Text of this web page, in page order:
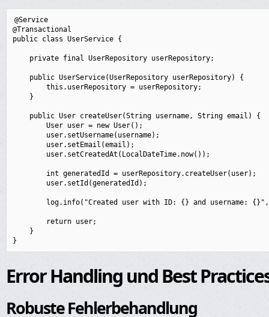
@Service
@Transactional
public class UserService {
    private final UserRepository userRepository;
    public UserService(UserRepository userRepository) {
        this.userRepository = userRepository;
    }
    public User createUser(String username, String email) {
        User user = new User();
        user.setUsername(username);
        user.setEmail(email);
        user.setCreatedAt(LocalDateTime.now());
        int generatedId = userRepository.createUser(user);
        user.setId(generatedId);
log.info("Created user with ID: {} and username:
        return user;
    }
Error Handling und Best
Robuste Fehlerbehandlung